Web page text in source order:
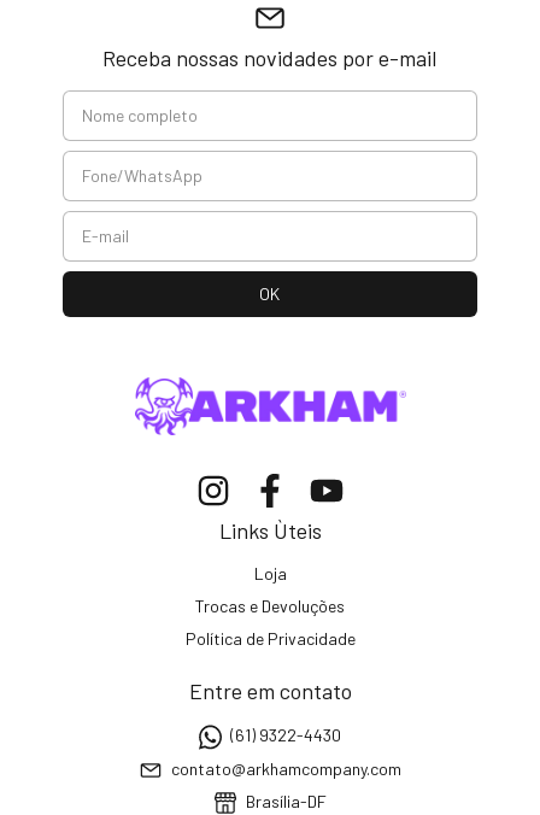
Receba nossas novidades por e-mail
Links Ùteis
Loja
Trocas e Devoluções
Política de Privacidade
Entre em contato
(61) 9322-4430
contato@arkhamcompany.com
Brasília-DF